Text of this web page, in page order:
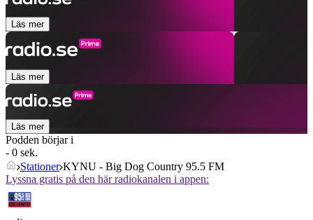
Läs mer
Läs mer
Läs mer
Podden börjar i
- 0 sek.
Stationer KYNU - Big Dog Country 95.5 FM
Lyssna gratis på den här radiokanalen i appen: